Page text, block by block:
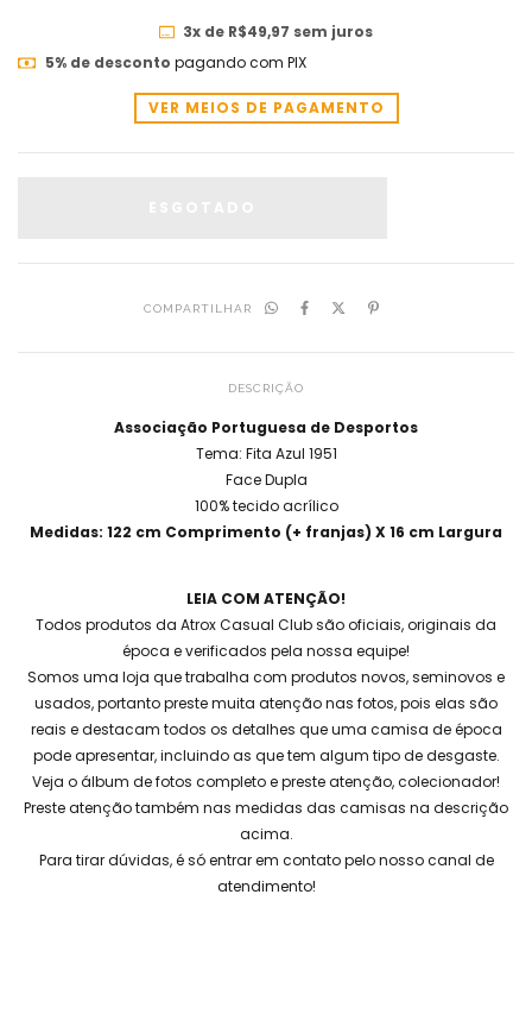
3x de R$49,97 sem juros
5% de desconto pagando com PIX
VER MEIOS DE PAGAMENTO
COMPARTILHAR
DESCRIÇÃO
Associação Portuguesa de Desportos
Tema: Fita Azul 1951
Face Dupla
100% tecido acrílico
Medidas: 122 cm Comprimento (+ franjas) X 16 cm Largura
LEIA COM ATENÇÃO!
Todos produtos da Atrox Casual Club são oficiais, originais da
época e verificados pela nossa equipe!
Somos uma loja que trabalha com produtos novos, seminovos e
usados, portanto preste muita atenção nas fotos, pois elas são
reais e destacam todos os detalhes que uma camisa de época
pode apresentar, incluindo as que tem algum tipo de desgaste.
Veja o álbum de fotos completo e preste atenção, colecionador!
Preste atenção também nas medidas das camisas na descrição
acima.
Para tirar dúvidas, é só entrar em contato pelo nosso canal de
atendimento!